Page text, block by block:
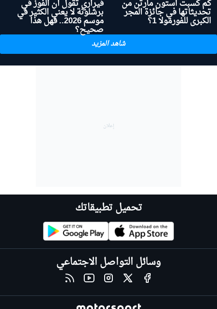
كم كسبت أستون مارتن من
تحديثاتها في جائزة المجر
الكبرى للفورمولا 1؟
فيراري تقول أن الفوز في
برشلونة لا يعني الكثير في
موسم 2026.. فهل هذا
صحيح؟
شاهد المزيد
تحميل تطبيقاتك
وسائل التواصل الاجتماعي